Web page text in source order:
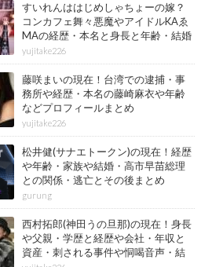
すいれんははじめしゃちょーの嫁？
コンカフェ舞々悪魔やアイドルKAゑ
MAの経歴・本名と身長と年齢・結婚
情報もまとめ
yujitake226
藤咲まいの現在！台湾での逮捕・事
務所や経歴・本名の藤崎麻衣や年齢
などプロフィールまとめ
yujitake226
松井健(サナエトークン)の現在！経歴
や年齢・家族や結婚・高市早苗総理
との関係・逃亡とその後まとめ
gurung
西村拓郎(神田うの旦那)の現在！身長
や父親・学歴と経歴や会社・年収と
資産・刺される事件や恫喝音声・結